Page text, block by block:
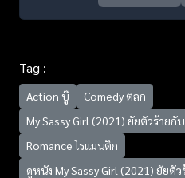
Tag :
Action บู๊
Comedy ตลก
My Sassy Girl (2021) ยัยตัวร้ายกั
Romance โรแมนติก
ดูหนัง My Sassy Girl (2021) ยัยตั